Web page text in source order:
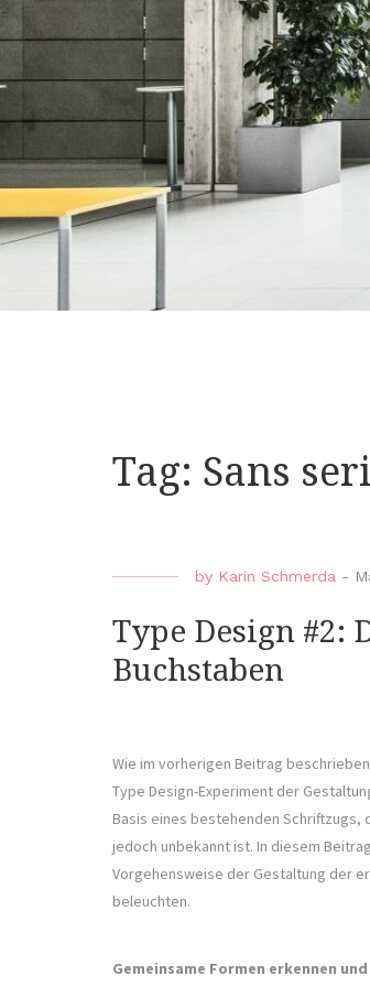
Tag: Sans
by Karin Schmerda -
Type Design #2:
Buchstaben
Wie im vorherigen Beitrag
Type Design-Experiment der
Basis eines bestehenden Schriftzugs,
jedoch unbekannt ist. In diesem
Vorgehensweise der Gestaltung der
beleuchten.
Gemeinsame Formen erkennen